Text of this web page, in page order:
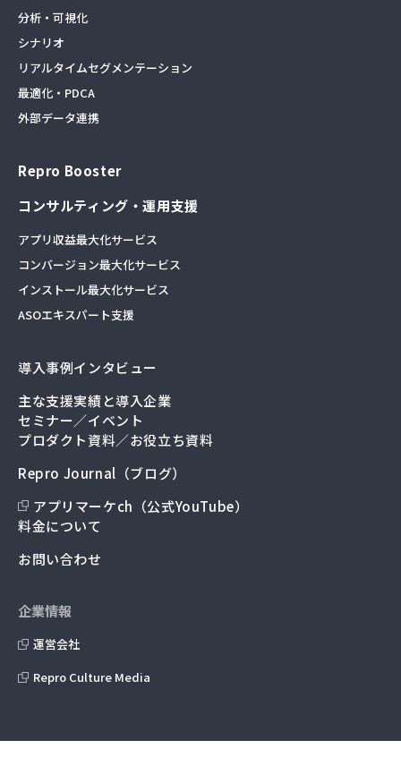
分析・可視化
シナリオ
リアルタイムセグメンテーション
最適化・PDCA
外部データ連携
Repro Booster
コンサルティング・運用支援
アプリ収益最大化サービス
コンバージョン最大化サービス
インストール最大化サービス
ASOエキスパート支援
導入事例インタビュー
主な支援実績と導入企業
セミナー／イベント
プロダクト資料／お役立ち資料
Repro Journal（ブログ）
アプリマーケch（公式YouTube）
料金について
お問い合わせ
企業情報
運営会社
Repro Culture Media